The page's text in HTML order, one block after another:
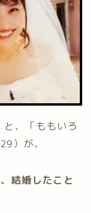
と、「ももいろ
29）が、
結婚したこと